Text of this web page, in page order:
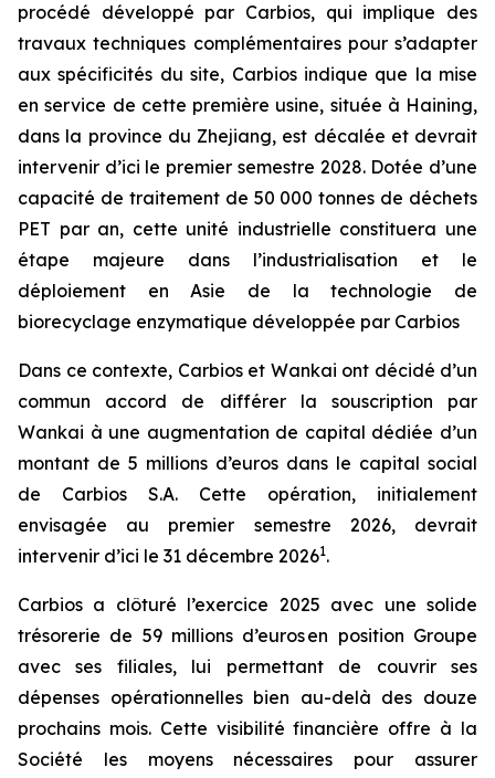
procédé développé par Carbios, qui implique des
travaux techniques complémentaires pour s’adapter
aux spécificités du site, Carbios indique que la mise
en service de cette première usine, située à Haining,
dans la province du Zhejiang, est décalée et devrait
intervenir d’ici le premier semestre 2028. Dotée d’une
capacité de traitement de 50 000 tonnes de déchets
PET par an, cette unité industrielle constituera une
étape majeure dans l’industrialisation et le
déploiement en Asie de la technologie de
biorecyclage enzymatique développée par Carbios
Dans ce contexte, Carbios et Wankai ont décidé d’un
commun accord de différer la souscription par
Wankai à une augmentation de capital dédiée d’un
montant de 5 millions d’euros dans le capital social
de Carbios S.A. Cette opération, initialement
envisagée au premier semestre 2026, devrait
intervenir d’ici le 31 décembre 20261.
Carbios a clôturé l’exercice 2025 avec une solide
trésorerie de 59 millions d’euros en position Groupe
avec ses filiales, lui permettant de couvrir ses
dépenses opérationnelles bien au-delà des douze
prochains mois. Cette visibilité financière offre à la
Société les moyens nécessaires pour assurer